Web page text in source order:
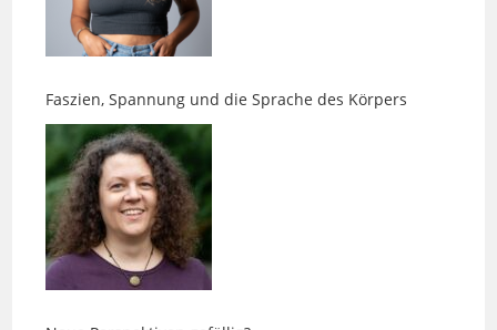
Faszien, Spannung und die Sprache des Körpers
Neue Perspektiven gefällig?